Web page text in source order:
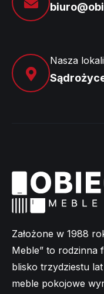
Nasza
Założone w 1988
Meble” to rodzinna
blisko trzydziestu
meble pokojowe